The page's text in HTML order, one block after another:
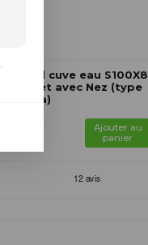
Raccord cuve eau S100X8
- Robinet avec Nez (type
Gardena)
Ajouter au
panier